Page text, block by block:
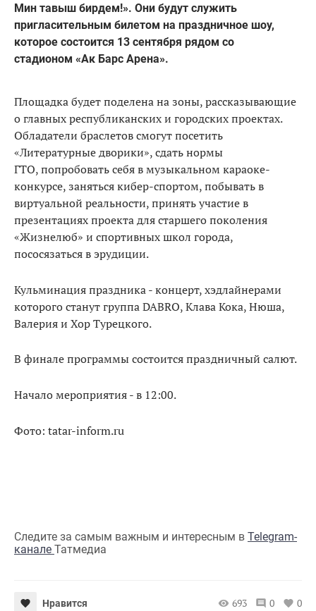
Мин тавыш бирдем!». Они будут служить
пригласительным билетом на праздничное шоу,
которое состоится 13 сентября рядом со
стадионом «Ак Барс Арена».
Площадка будет поделена на зоны, рассказывающие
о главныхреспубликанских и городских проектах.
Обладатели браслетов смогут посетить
«Литературные дворики», сдать нормы
ГТО, попробовать себя в музыкальном караоке-
конкурсе, занятьсякибер-спортом, побывать в
виртуальной реальности, принять участие в
презентациях проекта для старшего поколения
«Жизнелюб» и спортивных школ города,
пососязаться в эрудиции.
Кульминация праздника - концерт, хэдлайнерами
которого станут группа DABRO, Клава Кока, Нюша,
Валерия и Хор Турецкого.
В финале программы состоится праздничный салют.
Начало мероприятия - в 12:00.
Фото: tatar-inform.ru
Следите за самым важным и интересным в Telegram-
канале Татмедиа
Нравится 693 0 0